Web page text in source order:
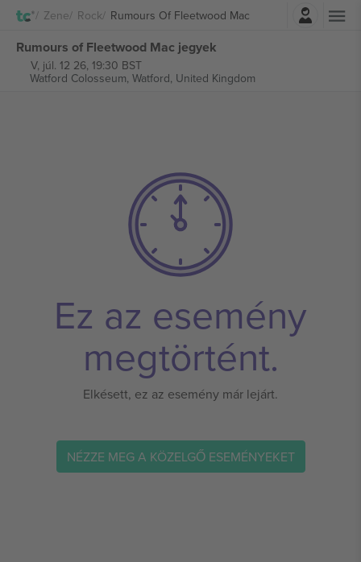
Zene Rock Rumours Of Fleetwood Mac
Belépés
Rumours of Fleetwood Mac jegyek
V, júl. 12 26, 19:30 BST
Watford Colosseum, Watford, United Kingdom
Ez az esemény
megtörtént.
Elkésett, ez az esemény már lejárt.
NÉZZE MEG A KÖZELGŐ ESEMÉNYEKET